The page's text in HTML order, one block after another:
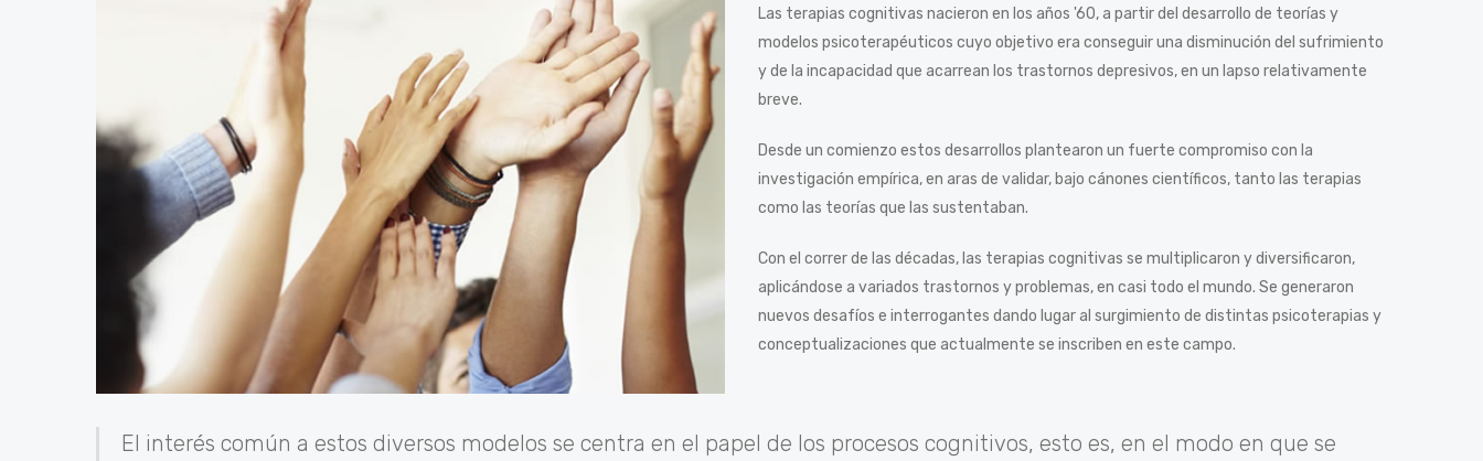
Las terapias cognitivas nacieron en los años '60, a partir del desarrollo de teorías y
modelos psicoterapéuticos cuyo objetivo era conseguir una disminución del sufrimiento
y de la incapacidad que acarrean los trastornos depresivos, en un lapso relativamente
breve.
Desde un comienzo estos desarrollos plantearon un fuerte compromiso con la
investigación empírica, en aras de validar, bajo cánones científicos, tanto las terapias
como las teorías que las sustentaban.
Con el correr de las décadas, las terapias cognitivas se multiplicaron y diversificaron,
aplicándose a variados trastornos y problemas, en casi todo el mundo. Se generaron
nuevos desafíos e interrogantes dando lugar al surgimiento de distintas psicoterapias y
conceptualizaciones que actualmente se inscriben en este campo.
El interés común a estos diversos modelos se centra en el papel de los procesos cognitivos, esto es, en el modo en que se